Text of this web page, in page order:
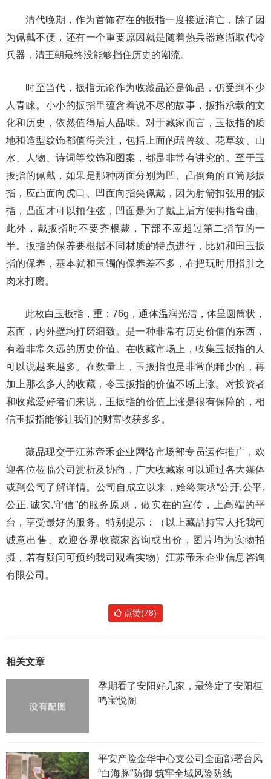
清代晚期，作为首饰存在的扳指一度接近消亡，除了因
为佩戴不便，还有一个重要原因就是随着热兵器逐渐取代冷
兵器，清王朝最终没能够挡住历史的潮流。
时至当代，扳指无论作为收藏品还是饰品，仍受到不少
人青睐。小小的扳指里蕴含着说不尽的故事，扳指承载的文
化和历史，依然值得后人品味。对于藏家而言，玉扳指的质
地和造型纹饰都值得关注，包括上面的瑞兽纹、花草纹、山
水、人物、诗词等纹饰和图案，都是非常有讲究的。至于玉
扳指的佩戴，如果是那种两面分别为凹、凸倒角的直筒形扳
指，应凸面向虎口、凹面向指尖佩戴，因为射箭扣弦用的扳
指，凸面才可以扣住弦，凹面是为了戴上后方便拇指弯曲。
此外，戴扳指时不要齐根戴，下部不应超过第二指节的一
半。扳指的保养要根据不同材质的特点进行，比如和田玉扳
指的保养，基本就和玉镯的保养差不多，在把玩时用指肚之
肉来打磨。
此枚白玉扳指，重：76g，通体温润光洁，体呈圆筒状，
素面，内外壁均打磨细致。是一种非常有历史价值的东西，
有着非常久远的历史价值。在收藏市场上，收集玉扳指的人
可以说越来越多。在数量上，玉扳指也是非常的稀少的，再
加上那么多人的收藏，令玉扳指的价值不断上涨。对投资者
和收藏爱好者们来说，玉扳指的价值上涨是很有保障的，相
信玉扳指能够让我们的财富收获多多。
藏品现交于江苏帝禾企业网络市场部专员运作推广，欢
迎各位莅临公司赏析及协商，广大收藏家可以通过各大媒体
或到公司了解详情。公司自成立以来，始终秉承“公开,公平,
公正,诚实,守信”的服务原则，做实在的宣传，上高端的平
台，享受最好的服务。特别提示：（以上藏品持宝人托我司
诚意出售、欢迎各界收藏家咨询或出价，图片均为实物拍
摄，若有疑问可预约我司观看实物）江苏帝禾企业信息咨询
有限公司。
点赞(78)
相关文章
孕期看了安阳好几家，最终定了安阳桓
鸣宝悦阁
平安产险金华中心支公司全面部署台风
“白海豚”防御 筑牢全域风险防线